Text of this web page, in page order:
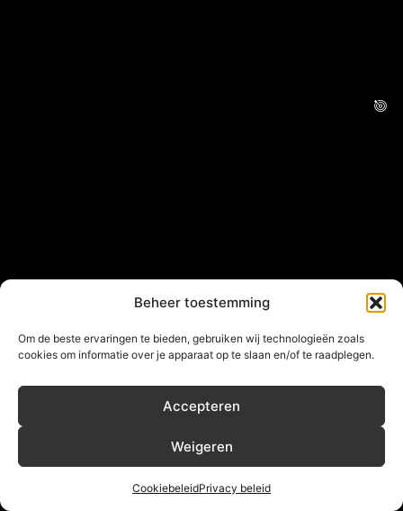
Beheer toestemming
Om de beste ervaringen te bieden, gebruiken wij technologieën zoals
cookies om informatie over je apparaat op te slaan en/of te raadplegen.
Accepteren
Weigeren
CookiebeleidPrivacy beleid